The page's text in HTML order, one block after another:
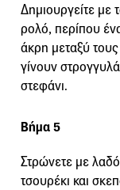
Δημιουργείτε με
ρολό, περίπου
άκρη μεταξύ
γίνουν
στεφάνι.
Βήμα 5
Στρώνετε με
τσουρέκι και